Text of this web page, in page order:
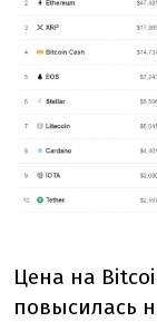
Цена на
повысилась